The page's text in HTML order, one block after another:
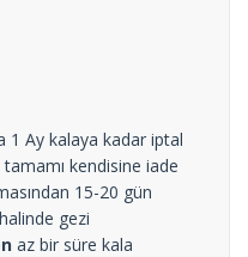
1 Ay kalaya kadar iptal
kendisine iade
15-20 gün
gezi
az bir süre kala